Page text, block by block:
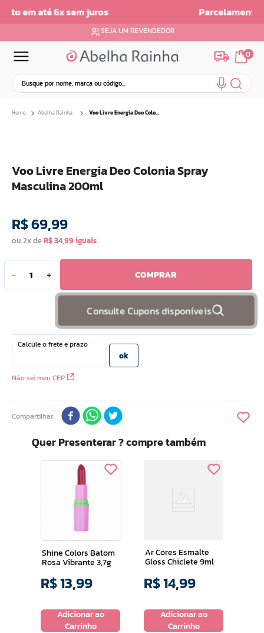
Parcelamento em ate 6x sem Juros
SEJA UM REVENDEDOR
0
Busque por nome, marca ou código...
Abelha Rainha Voo Livre Energia Deo Colonia Spray Masculina 200ml
Voo Livre Energia Deo Colonia Spray
Masculina 200ml
R$69,99
ou 2x deR$34,99
＋
－ COMPRAR
Consulte Cupons disponíveis
Não sei meu CEP
Compartilhar
Quer Presenterar ? compre também
Shine Colors Batom
Rosa Vibrante 3,7g
R$13,99
Adicionar ao
Carrinho
Ar Cores Esmalte
Gloss Chiclete 9ml
R$14,99
Adicionar ao
Carrinho
4º
bom medico
5º
renovil
7º
creme
8º
batom
9º
camiseta
10º doce infancia